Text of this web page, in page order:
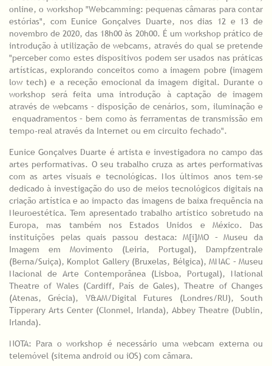
online, o workshop "Webcamming: pequenas câmaras para contar
estórias", com Eunice Gonçalves Duarte, nos dias 12 e 13 de
novembro de 2020, das 18h00 às 20h00. É um workshop prático de
introdução à utilização de webcams, através do qual se pretende
"perceber como estes dispositivos podem ser usados nas práticas
artísticas, explorando conceitos como a imagem pobre (imagem
low tech) e a receção emocional da imagem digital. Durante o
workshop será feita uma introdução à captação de imagem
através de webcams – disposição de cenários, som, iluminação e
enquadramentos – bem como às ferramentas de transmissão em
tempo-real através da Internet ou em circuito fechado".
Eunice Gonçalves Duarte é artista e investigadora no campo das
artes performativas. O seu trabalho cruza as artes performativas
com as artes visuais e tecnológicas. Nos últimos anos tem-se
dedicado à investigação do uso de meios tecnológicos digitais na
criação artística e ao impacto das imagens de baixa frequência na
Neuroestética. Tem apresentado trabalho artístico sobretudo na
Europa, mas também nos Estados Unidos e México. Das
instituições pelas quais passou destaca: M[i]MO – Museu da
Imagem em Movimento (Leiria, Portugal), Dampfzentrale
(Berna/Suiça), Komplot Gallery (Bruxelas, Bélgica), MNAC – Museu
Nacional de Arte Contemporânea (Lisboa, Portugal), National
Theatre of Wales (Cardiff, País de Gales), Theatre of Changes
(Atenas, Grécia), V&AM/Digital Futures (Londres/RU), South
Tipperary Arts Center (Clonmel, Irlanda), Abbey Theatre (Dublin,
Irlanda).
NOTA: Para o workshop é necessário uma webcam externa ou
telemóvel (sitema android ou iOS) com câmara.